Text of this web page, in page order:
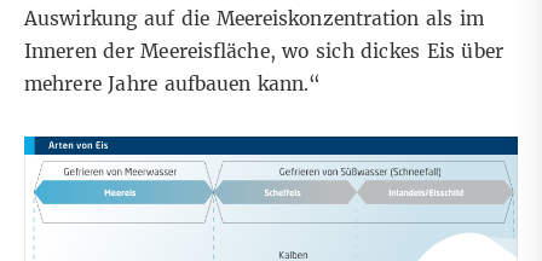
Auswirkung auf die Meereiskonzentration als im
Inneren der Meereisfläche, wo sich dickes Eis über
mehrere Jahre aufbauen kann.“